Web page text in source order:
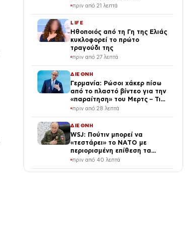
αποθεώθηκε από τον κόσμο
πριν από 21 λεπτά
LIFE
Ηθοποιός από τη Γη της Ελιάς
κυκλοφορεί το πρώτο
τραγούδι της
πριν από 27 λεπτά
ΔΙΕΘΝΗ
Γερμανία: Ρώσοι χάκερ πίσω
από το πλαστό βίντεο για την
«παραίτηση» του Μερτς – Τι
εκτιμούν οι μυστικές
πριν από 28 λεπτά
ΔΙΕΘΝΗ
WSJ: Πούτιν μπορεί να
«τεστάρει» το ΝΑΤΟ με
περιορισμένη επίθεση τα
επόμενα χρόνια – Τι εκτιμούν
ΗΠΑ
πριν από 40 λεπτά